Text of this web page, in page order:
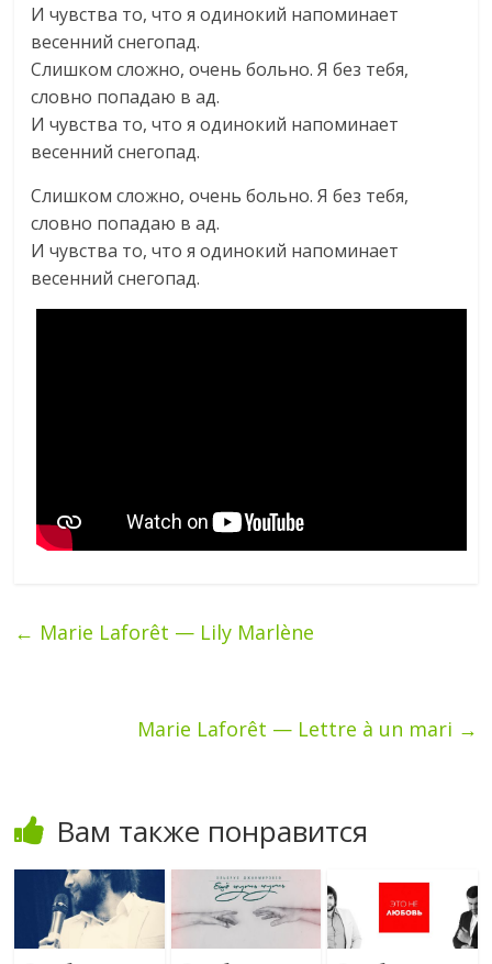
И чувства то, что я одинокий напоминает
весенний снегопад.
Слишком сложно, очень больно. Я без тебя,
словно попадаю в ад.
И чувства то, что я одинокий напоминает
весенний снегопад.
Слишком сложно, очень больно. Я без тебя,
словно попадаю в ад.
И чувства то, что я одинокий напоминает
весенний снегопад.
← Marie Laforêt — Lily Marlène
Marie Laforêt — Lettre à un mari →
Вам также понравится